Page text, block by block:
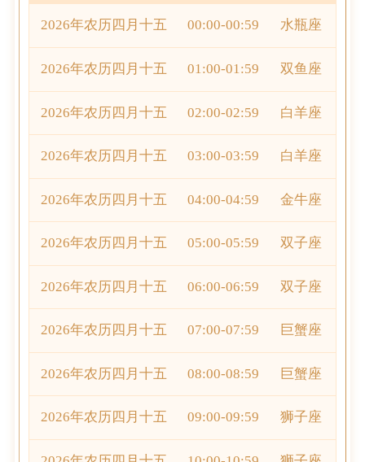
2026年农历四月十五 00:00-00:59 水瓶座
2026年农历四月十五 01:00-01:59 双鱼座
2026年农历四月十五 02:00-02:59 白羊座
2026年农历四月十五 03:00-03:59 白羊座
2026年农历四月十五 04:00-04:59 金牛座
2026年农历四月十五 05:00-05:59 双子座
2026年农历四月十五 06:00-06:59 双子座
2026年农历四月十五 07:00-07:59 巨蟹座
2026年农历四月十五 08:00-08:59 巨蟹座
2026年农历四月十五 09:00-09:59 狮子座